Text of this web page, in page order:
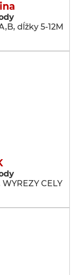
dĺžky 5-12M
CELY